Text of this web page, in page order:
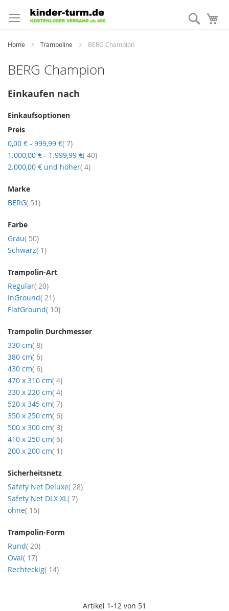
zum
Inhalt
Suche
Home Trampoline BERG Champion
BERG Champion
Artikel 1-12 von 51
Einkaufen nach
Einkaufsoptionen
Preis
0,00 € - 999,99 € 7Artikel
1.000,00 € - 1.999,99 € 40Artikel
2.000,00 € und höher 4Artikel
Marke
BERG 51Artikel
Farbe
Grau 50Artikel
Schwarz 1Artikel
Trampolin-Art
Regular 20Artikel
InGround 21Artikel
FlatGround 10Artikel
Trampolin Durchmesser
330 cm 8Artikel
380 cm 6Artikel
430 cm 6Artikel
470 x 310 cm 4Artikel
330 x 220 cm 4Artikel
520 x 345 cm 7Artikel
350 x 250 cm 6Artikel
500 x 300 cm 3Artikel
410 x 250 cm 6Artikel
200 x 200 cm 1Artikel
Sicherheitsnetz
Safety Net Deluxe 28Artikel
Safety Net DLX XL 7Artikel
ohne 16Artikel
Trampolin-Form
Rund 20Artikel
Oval 17Artikel
Rechteckig 14Artikel